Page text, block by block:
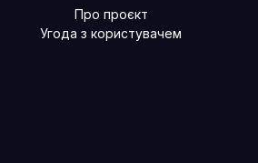
Про проєкт
Угода з користувачем